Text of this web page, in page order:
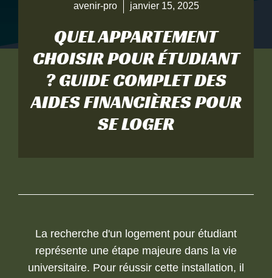
avenir-pro janvier 15, 2025
QUEL APPARTEMENT
CHOISIR POUR ÉTUDIANT
? GUIDE COMPLET DES
AIDES FINANCIÈRES POUR
SE LOGER
La recherche d'un logement pour étudiant
représente une étape majeure dans la vie
universitaire. Pour réussir cette installation, il